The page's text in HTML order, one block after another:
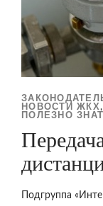
НОВОСТИ ЖКХ,
ПОЛЕЗНО
Подгруппа